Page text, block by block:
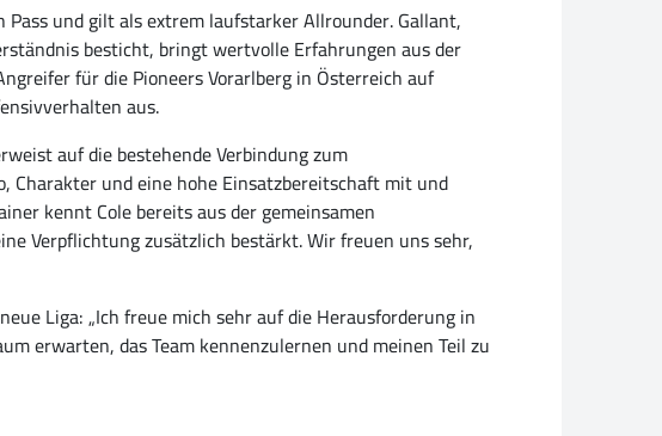
und gilt als extrem laufstarker Allrounder. Gallant,
besticht, bringt wertvolle Erfahrungen aus der
für die Pioneers Vorarlberg in Österreich auf
aus.
auf die bestehende Verbindung zum
Charakter und eine hohe Einsatzbereitschaft mit und
kennt Cole bereits aus der gemeinsamen
Verpflichtung zusätzlich bestärkt. Wir freuen uns sehr,
Liga: „Ich freue mich sehr auf die Herausforderung in
erwarten, das Team kennenzulernen und meinen Teil zu